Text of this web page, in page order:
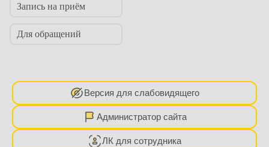
Запись на приём
Для обращений
Версия для слабовидящего
Администратор сайта
ЛК для сотрудника